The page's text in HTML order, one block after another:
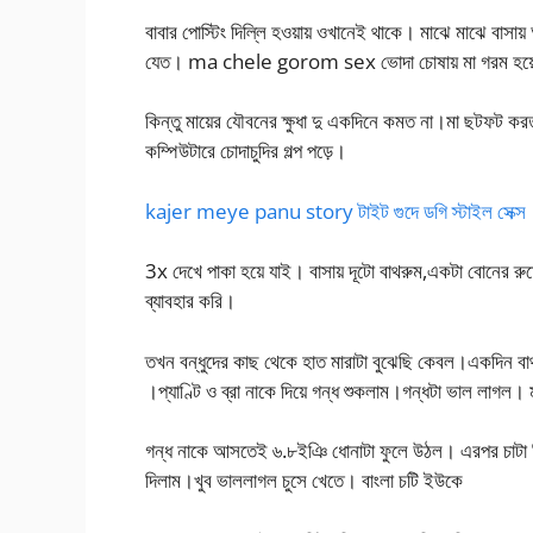
বাবার পোস্টিং দিল্লি হওয়ায় ওখানেই থাকে। মাঝে মাঝে
যেত। ma chele gorom sex ভোদা চোষায় মা গরম
কিন্তু মায়ের যৌবনের ক্ষুধা দু একদিনে কমত না।মা ছটফট
কম্পিউটারে চোদাচুদির গল্প পড়ে।
kajer meye panu story টাইট গুদে ডগি স্টাইল সেক্স
3x দেখে পাকা হয়ে যাই। বাসায় দূটো বাথরুম,একটা বোনের
ব্যাবহার করি।
তখন বন্ধুদের কাছ থেকে হাত মারাটা বুঝেছি কেবল।একদিন
।প্যাণ্টি ও ব্রা নাকে দিয়ে গন্ধ শুকলাম।গন্ধটা ভাল
গন্ধ নাকে আসতেই ৬.৮ইঞি ধোনাটা ফুলে উঠল। এরপর চাটা
দিলাম।খুব ভাললাগল চুসে খেতে। বাংলা চটি ইউকে